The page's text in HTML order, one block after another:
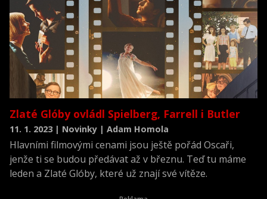
Zlaté Glóby ovládl Spielberg, Farrell i Butler
11. 1. 2023 | Novinky | Adam Homola
Hlavními filmovými cenami jsou ještě pořád Oscaři,
jenže ti se budou předávat až v březnu. Teď tu máme
leden a Zlaté Glóby, které už znají své vítěze.